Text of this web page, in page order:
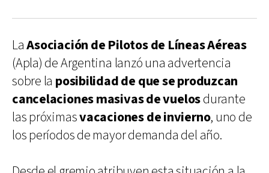
LaAsociación de Pilotos de Líneas Aéreas
(Apla) de Argentina lanzó una advertencia
sobre la posibilidad de que se produzcan
cancelaciones masivas de vuelosdurante
las próximasvacaciones de invierno, uno de
los períodos de mayor demanda del año.